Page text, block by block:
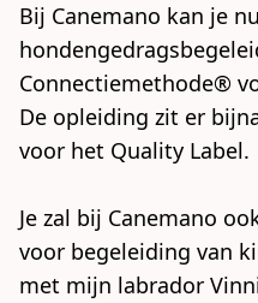
Bij Canemano kan je
Connectiemethode®
De opleiding zit er
voor het Quality Label.
Je zal bij Canemano
voor begeleiding van
met mijn labrador